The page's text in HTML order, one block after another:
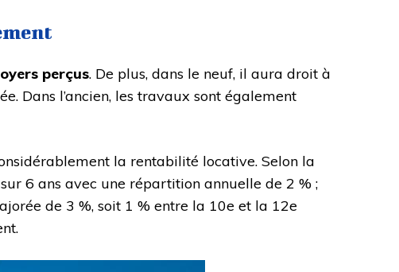
perçus. De plus, dans le neuf, il aura droit à
Dans l’ancien, les travaux sont également
la rentabilité locative. Selon la
6 ans avec une répartition annuelle de 2 % ;
de 3 %, soit 1 % entre la 10e et la 12e